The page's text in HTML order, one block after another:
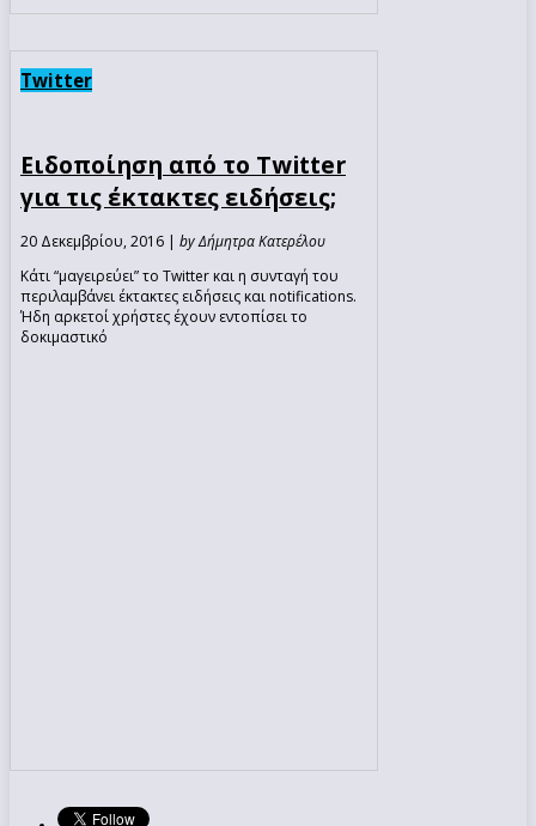
Twitter
Ειδοποίηση από το Twitter
για τις έκτακτες ειδήσεις;
20 Δεκεμβρίου, 2016 | by Δήμητρα Κατερέλου
Κάτι “μαγειρεύει” το Twitter και η συνταγή του
περιλαμβάνει έκτακτες ειδήσεις και notifications.
Ήδη αρκετοί χρήστες έχουν εντοπίσει το
δοκιμαστικό